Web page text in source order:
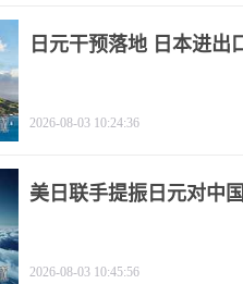
日元干预落地 日本进出
2026-08-03 10:24:36
美日联手提振日元对中
2026-08-03 10:45:56